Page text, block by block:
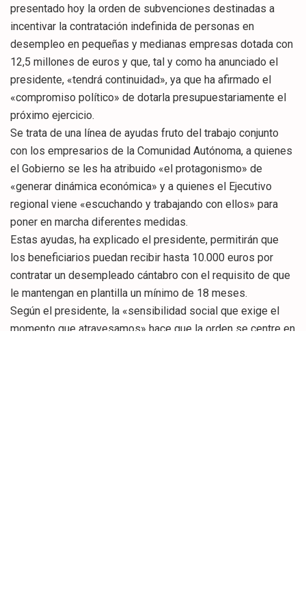
presentado hoy la orden de subvenciones destinadas a
incentivar la contratación indefinida de personas en
desempleo en pequeñas y medianas empresas dotada con
12,5 millones de euros y que, tal y como ha anunciado el
presidente, «tendrá continuidad», ya que ha afirmado el
«compromiso político» de dotarla presupuestariamente el
próximo ejercicio.
Se trata de una línea de ayudas fruto del trabajo conjunto
con los empresarios de la Comunidad Autónoma, a quienes
el Gobierno se les ha atribuido «el protagonismo» de
«generar dinámica económica» y a quienes el Ejecutivo
regional viene «escuchando y trabajando con ellos» para
poner en marcha diferentes medidas.
Estas ayudas, ha explicado el presidente, permitirán que
los beneficiarios puedan recibir hasta 10.000 euros por
contratar un desempleado cántabro con el requisito de que
le mantengan en plantilla un mínimo de 18 meses.
Según el presidente, la «sensibilidad social que exige el
momento que atravesamos» hace que la orden se centre en